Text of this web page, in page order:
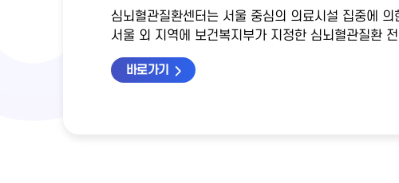
심뇌혈관질환센터는 서울 중심의 의료시설 집중에
서울 외 지역에 보건복지부가 지정한 심뇌혈관질환
바로가기